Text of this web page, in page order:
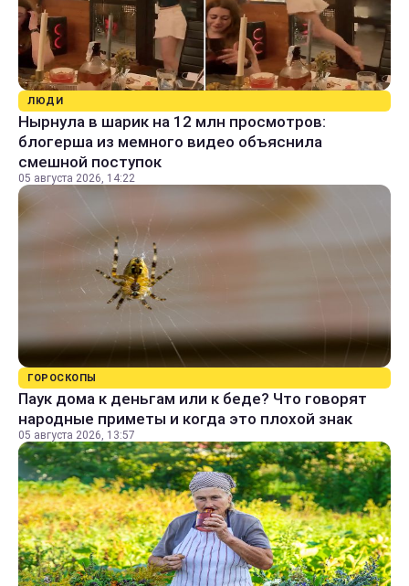
ЛЮДИ
Нырнула в шарик на 12 млн просмотров:
блогерша из мемного видео объяснила
смешной поступок
05 августа 2026, 14:22
ГОРОСКОПЫ
Паук дома к деньгам или к беде? Что говорят
народные приметы и когда это плохой знак
05 августа 2026, 13:57